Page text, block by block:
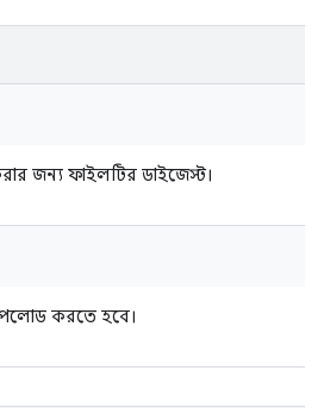
জন্য ফাইলটির ডাইজেস্ট।
করতে হবে।